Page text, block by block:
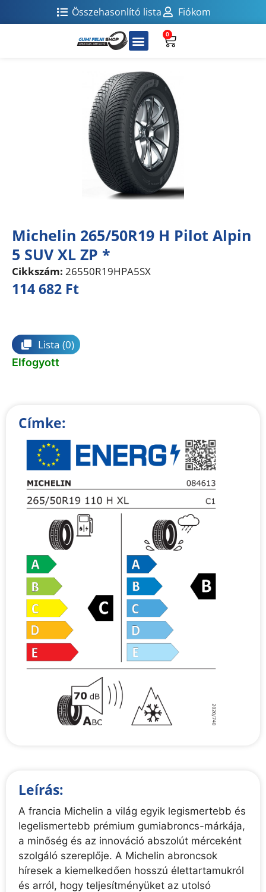
Összehasonlító lista Fiókom
0
Michelin 265/50R19 H Pilot Alpin
5 SUV XL ZP *
Cikkszám: 26550R19HPA5SX
114 682 Ft
Lista (0)
Elfogyott
Címke:
Leírás:
A francia Michelin a világ egyik legismertebb és
legelismertebb prémium gumiabroncs-márkája,
a minőség és az innováció abszolút mérceként
szolgáló szereplője. A Michelin abroncsok
híresek a kiemelkedően hosszú élettartamukról
és arról, hogy teljesítményüket az utolsó